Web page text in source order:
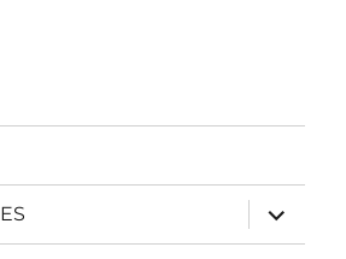
ouvrir
le
sous-